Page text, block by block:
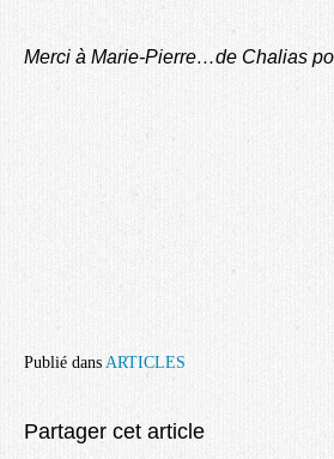
Merci à Marie-Pierre…de Chalias
Publié dans ARTICLES
Partager cet article